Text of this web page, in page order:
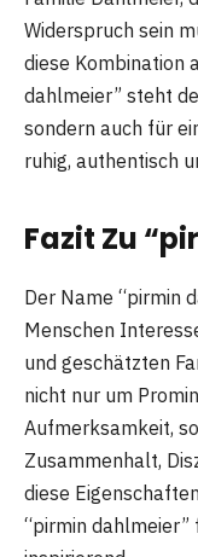
Widerspruch sein
diese Kombination
dahlmeier” steht
sondern auch für
ruhig, authentisch
Fazit Zu
Der Name “pirmin
Menschen
und geschätzten
nicht nur um
Aufmerksamkeit,
Zusammenhalt,
diese
“pirmin dahlmeier”